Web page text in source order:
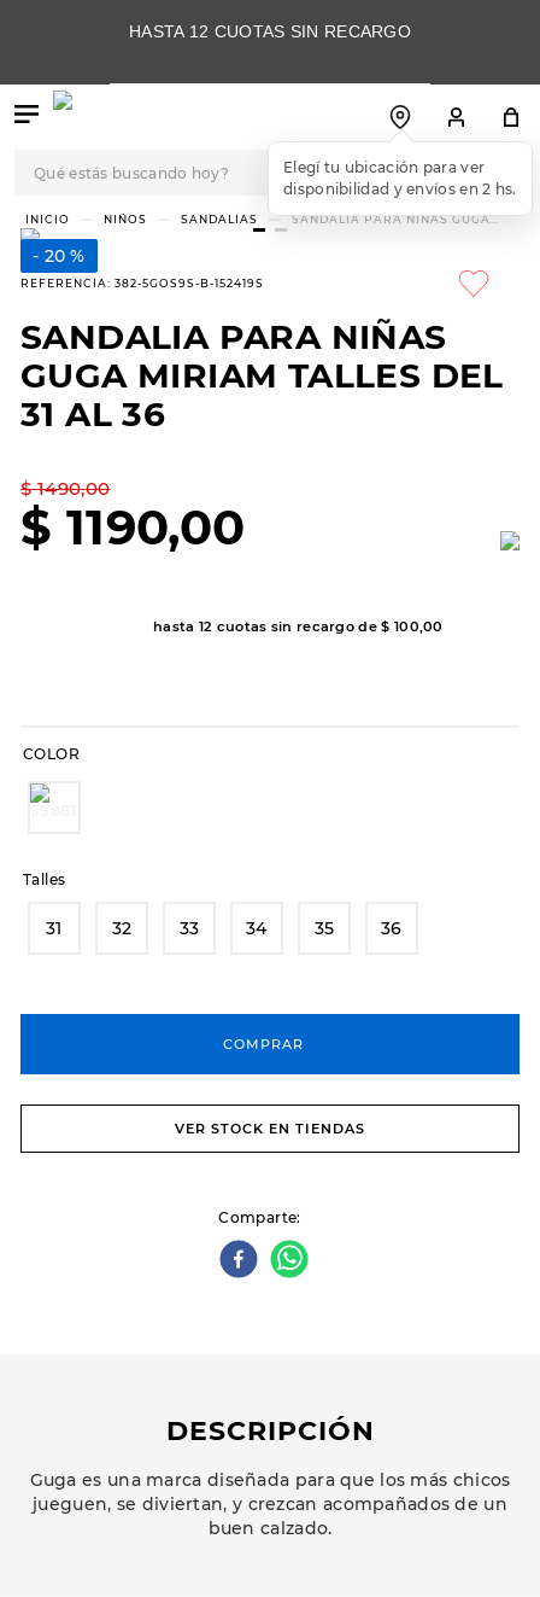
HASTA 12 CUOTAS SIN RECARGO
Elegí tu ubicación para ver
disponibilidad y envíos en 2 hs.
NIÑOS SANDALIAS
SANDALIA PARA NIÑAS GUGA
20 %
REFERENCIA: 382-5GOS9S-B-152419S
SANDALIA PARA NIÑAS
GUGA MIRIAM TALLES DEL
31 AL 36
$ 1490,00
$ 1190,00
hasta 12 cuotas sin recargo de$ 100,00
COLOR
Talles
31 32 33 34 35 36
COMPRAR
VER STOCK EN TIENDAS
Comparte
DESCRIPCIÓN
Guga es una marca diseñada para que los más chicos
jueguen, se diviertan, y crezcan acompañados de un
buen calzado.
TÉRMINOS MÁS
BUSCADOS
skechers
3.
skechers slip-ins